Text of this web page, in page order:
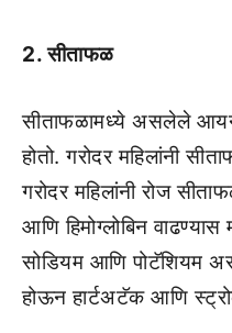
2. सीताफळ
सीताफळामध्ये असलेले
होतो. गरोदर महिलांनी
गरोदर महिलांनी रोज
आणि हिमोग्लोबिन
सोडियम आणि पोटॅशियम
होऊन हार्टअटॅक आणि